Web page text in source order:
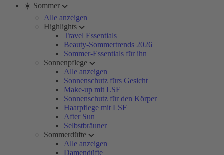
☀️ Sommer
Alle anzeigen
Highlights
Travel Essentials
Beauty-Sommertrends 2026
Sommer-Essentials für ihn
Sonnenpflege
Alle anzeigen
Sonnenschutz fürs Gesicht
Make-up mit LSF
Sonnenschutz für den Körper
Haarpflege mit LSF
After Sun
Selbstbräuner
Sommerdüfte
Alle anzeigen
Damendüfte